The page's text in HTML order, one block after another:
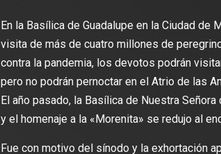
En la Basílica de Guadalupe en la Ciudad
visita de más de cuatro millones de
contra la pandemia, los devotos podrán
pero no podrán pernoctar en el Atrio de las
El año pasado, la Basílica de Nuestra
y el homenaje a la «Morenita» se redujo al
Fue con motivo del sínodo y la exhortación